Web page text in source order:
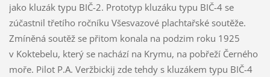
jako kluzák typu BIČ-2. Prototyp kluzáku typu BIČ-4 se
zúčastnil třetího ročníku Všesvazové plachtařské soutěže.
Zmíněná soutěž se přitom konala na podzim roku 1925
v Koktebelu, který se nachází na Krymu, na pobřeží Černého
moře. Pilot P.A. Veržbickij zde tehdy s kluzákem typu BIČ-4